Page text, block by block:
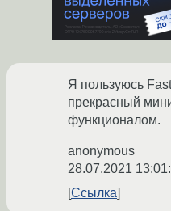
Я пользуюсь
прекрасный
функционалом.
anonymous
28.07.2021
Ссылка